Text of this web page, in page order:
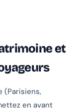
et
(Parisiens,
en avant